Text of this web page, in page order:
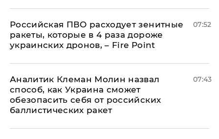
Российская ПВО расходует зенитные
ракеты, которые в 4 раза дороже
украинских дронов, – Fire Point
07:52
Аналитик Клеман Молин назвал
способ, как Украина сможет
обезопасить себя от российских
баллистических ракет
07:43